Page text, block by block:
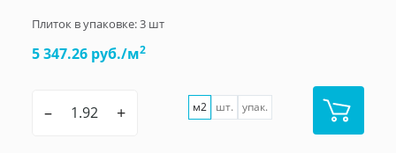
Плиток в упаковке:3 шт
5 347.26 руб./м2
– + м2 шт. упак.